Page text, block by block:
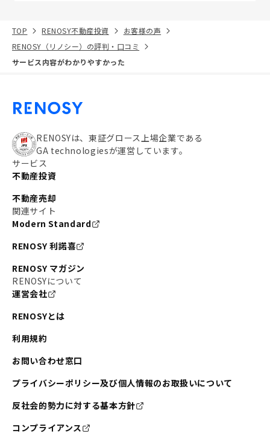
TOP RENOSY不動産投資
お客様の声
RENOSY（リノシー）の評判・口コミ
サービス内容がわかりやすかった
RENOSYは、東証グロース上場企業である
GA technologiesが運営しています。
サービス
不動産投資
不動産売却
関連サイト
Modern Standard
RENOSY 利諾喜
RENOSY マガジン
RENOSYについて
運営会社
RENOSYとは
利用規約
お問い合わせ窓口
プライバシーポリシー及び個人情報のお取扱いについて
反社会的勢力に対する基本方針
コンプライアンス